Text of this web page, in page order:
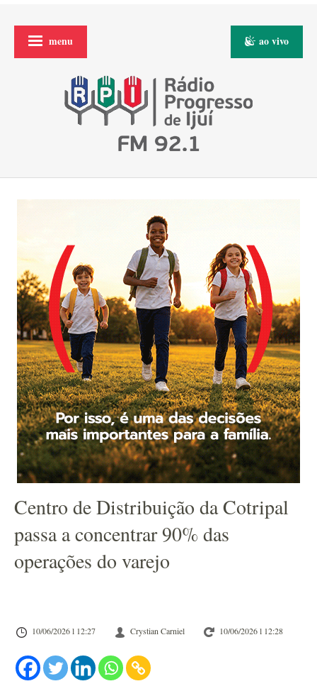
menu ao vivo
Centro de Distribuição da Cotripal
passa a concentrar 90% das
operações do varejo
10/06/2026 l 12:27 Crystian Carniel 10/06/2026 l 12:28